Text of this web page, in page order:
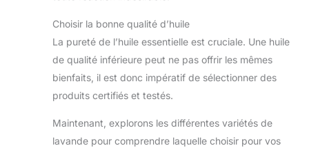
Choisir la bonne qualité d’huile
La pureté de l’huile essentielle est cruciale. Une huile
de qualité inférieure peut ne pas offrir les mêmes
bienfaits, il est donc impératif de sélectionner des
produits certifiés et testés.
Maintenant, explorons les différentes variétés de
lavande pour comprendre laquelle choisir pour vos